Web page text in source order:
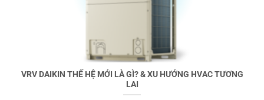
VRV DAIKIN THẾ HỆ MỚI LÀ GÌ? & XU HƯỚNG HVAC TƯƠNG
LAI